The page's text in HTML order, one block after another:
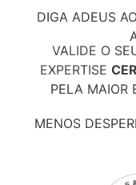
DIGA ADEUS
VALIDE O
EXPERTISE
PELA MAIOR
MENOS